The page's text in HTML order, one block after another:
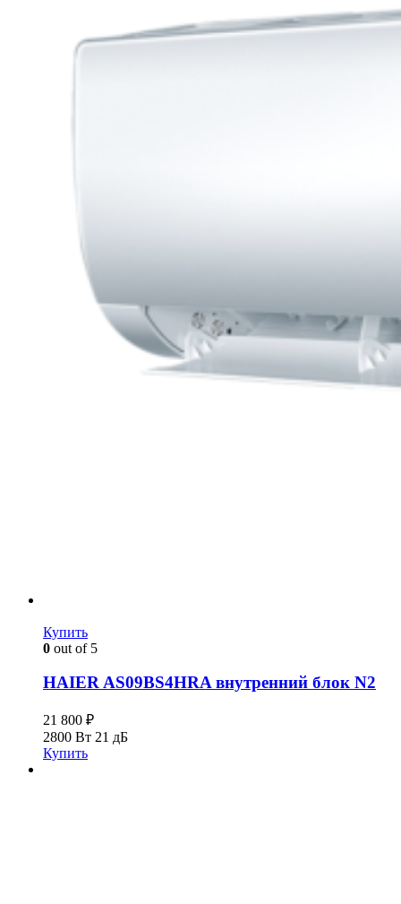
Купить
0 out of 5
HAIER AS09BS4HRA внутренний блок N2
21 800 ₽
2800 Вт 21 дБ
Купить